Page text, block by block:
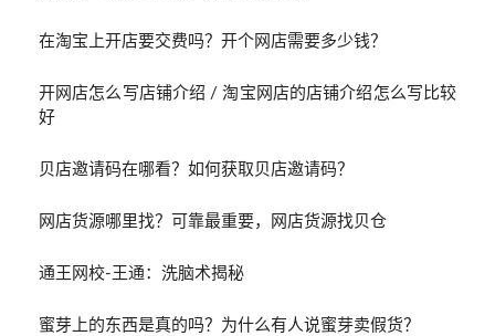
在淘宝上开店要交费吗？开个网店需要多少钱？
开网店怎么写店铺介绍 / 淘宝网店的店铺介绍怎么写比较
好
贝店邀请码在哪看？如何获取贝店邀请码？
网店货源哪里找？可靠最重要，网店货源找贝仓
通王网校-王通：洗脑术揭秘
蜜芽上的东西是真的吗？为什么有人说蜜芽卖假货？